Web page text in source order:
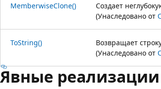
MemberwiseClone() Создает
(Унаследовано от
ToString()
Возвращает
(Унаследовано от
Явные